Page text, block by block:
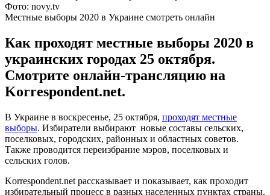
Фото: novy.tv
Местные выборы 2020 в Украине смотреть онлайн
Как проходят местные выборы 2020 в
украинских городах 25 октября.
Смотрите онлайн-трансляцию на
Korrespondent.net.
В Украине в воскресенье, 25 октября, проходят местные
выборы. Избиратели выбирают новые составы сельских,
поселковых, городских, районных и областных советов.
Также проводится переизбрание мэров, поселковых и
сельских голов.
Korrespondent.net рассказывает и показывает, как проходит
избирательный процесс в разных населенных пунктах страны.